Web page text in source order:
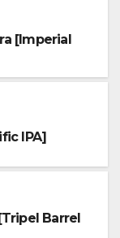
[Imperial
IPA]
Barrel